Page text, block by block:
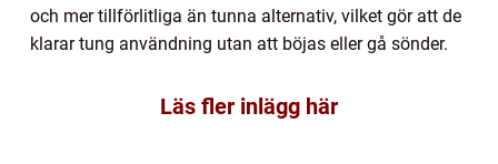
och mer tillförlitliga än tunna alternativ, vilket gör att de
klarar tung användning utan att böjas eller gå sönder.
Läs fler inlägg här